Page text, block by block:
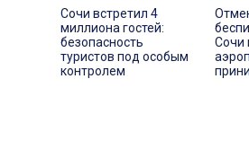
Сочи встретил 4
миллиона гостей:
безопасность
туристов под особым
контролем
Сочи